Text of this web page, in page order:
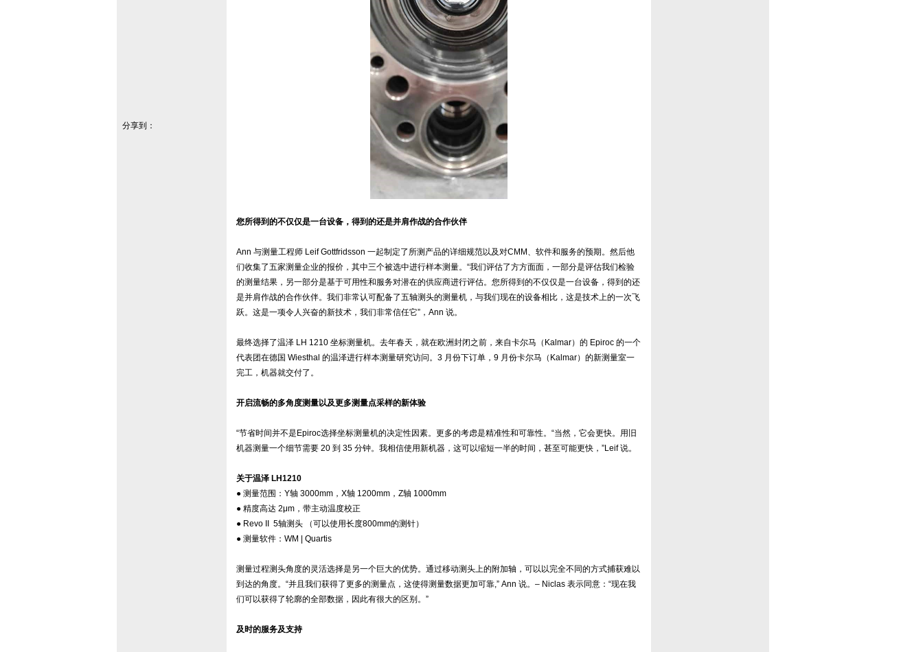
分享到：
您所得到的不仅仅是一台设备，得到的还是并肩作战的合作伙伴
Ann 与测量工程师 Leif Gottfridsson 一起制定了所测产品的详细规范以及对CMM、软件和服务的预期。然后他
们收集了五家测量企业的报价，其中三个被选中进行样本测量。“我们评估了方方面面，一部分是评估我们检验
的测量结果，另一部分是基于可用性和服务对潜在的供应商进行评估。您所得到的不仅仅是一台设备，得到的还
是并肩作战的合作伙伴。我们非常认可配备了五轴测头的测量机，与我们现在的设备相比，这是技术上的一次飞
跃。这是一项令人兴奋的新技术，我们非常信任它”，Ann 说。
最终选择了温泽 LH 1210 坐标测量机。去年春天，就在欧洲封闭之前，来自卡尔马（Kalmar）的 Epiroc 的一个
代表团在德国 Wiesthal 的温泽进行样本测量研究访问。3 月份下订单，9 月份卡尔马（Kalmar）的新测量室一
完工，机器就交付了。
开启流畅的多角度测量以及更多测量点采样的新体验
“节省时间并不是Epiroc选择坐标测量机的决定性因素。更多的考虑是精准性和可靠性。“当然，它会更快。用旧
机器测量一个细节需要 20 到 35 分钟。我相信使用新机器，这可以缩短一半的时间，甚至可能更快，”Leif 说。
关于温泽 LH1210
● 测量范围：Y轴 3000mm，X轴 1200mm，Z轴 1000mm
● 精度高达 2μm，带主动温度校正
● Revo II 5轴测头 （可以使用长度800mm的测针）
● 测量软件：WM | Quartis
测量过程测头角度的灵活选择是另一个巨大的优势。通过移动测头上的附加轴，可以以完全不同的方式捕获难以
到达的角度。“并且我们获得了更多的测量点，这使得测量数据更加可靠,” Ann 说。– Niclas 表示同意：“现在我
们可以获得了轮廓的全部数据，因此有很大的区别。”
及时的服务及支持